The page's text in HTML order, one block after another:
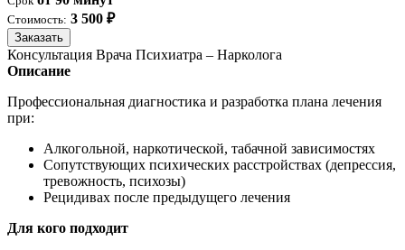
Стоимость: 3 500 ₽
Заказать
Консультация Врача Психиатра – Нарколога
Описание
Профессиональная диагностика и разработка плана лечения
при:
Алкогольной, наркотической, табачной зависимостях
Сопутствующих психических расстройствах (депрессия,
тревожность, психозы)
Рецидивах после предыдущего лечения
Для кого подходит